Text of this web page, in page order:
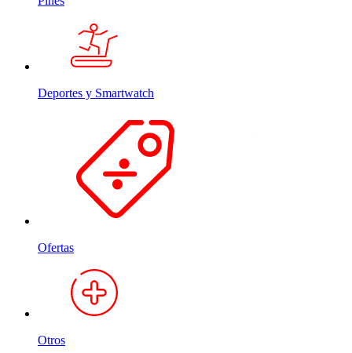
Deportes y Smartwatch
Ofertas
Otros